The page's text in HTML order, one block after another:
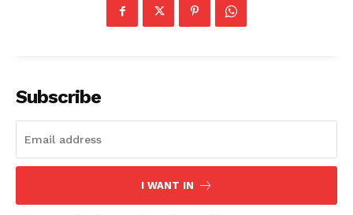
Subscribe
I WANT IN